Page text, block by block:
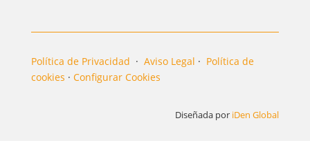
Política de Privacidad · Aviso Legal · Política de
cookies · Configurar Cookies
Diseñada por iDen Global